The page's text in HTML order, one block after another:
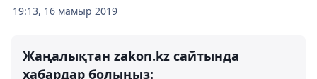
19:13, 16 мамыр 2019
Жаңалықтан zakon.kz сайтында
хабардар болыңыз: